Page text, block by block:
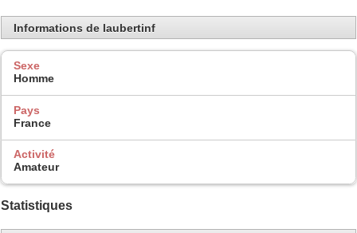
Informations de laubertinf
Sexe
Homme
Pays
France
Activité
Amateur
Statistiques